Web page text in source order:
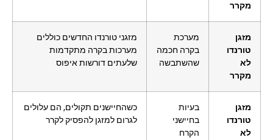
מקרר
מזגן
טורנדו
לא
מקרר
מערכת
בקרה חכמה
שהשתבשה
מזגני טורנדו החדשים כוללים
מערכות בקרה מתקדמות
שלעתים דורשות איפוס
מזגן
טורנדו
לא
בעיות
בחיישני
הקרח
כשהחיישנים תקולים, הם עלולים
לגרום למזגן להפסיק לקרר